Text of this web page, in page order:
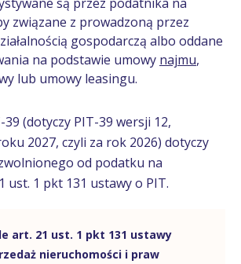
związane z prowadzoną przez
gospodarczą albo oddane
na podstawie umowy najmu,
lub umowy leasingu.
(dotyczy PIT-39 wersji 12,
2027, czyli za rok 2026) dotyczy
od podatku na
ust. 1 pkt 131 ustawy o PIT.
art. 21 ust. 1 pkt 131 ustawy
nieruchomości i praw